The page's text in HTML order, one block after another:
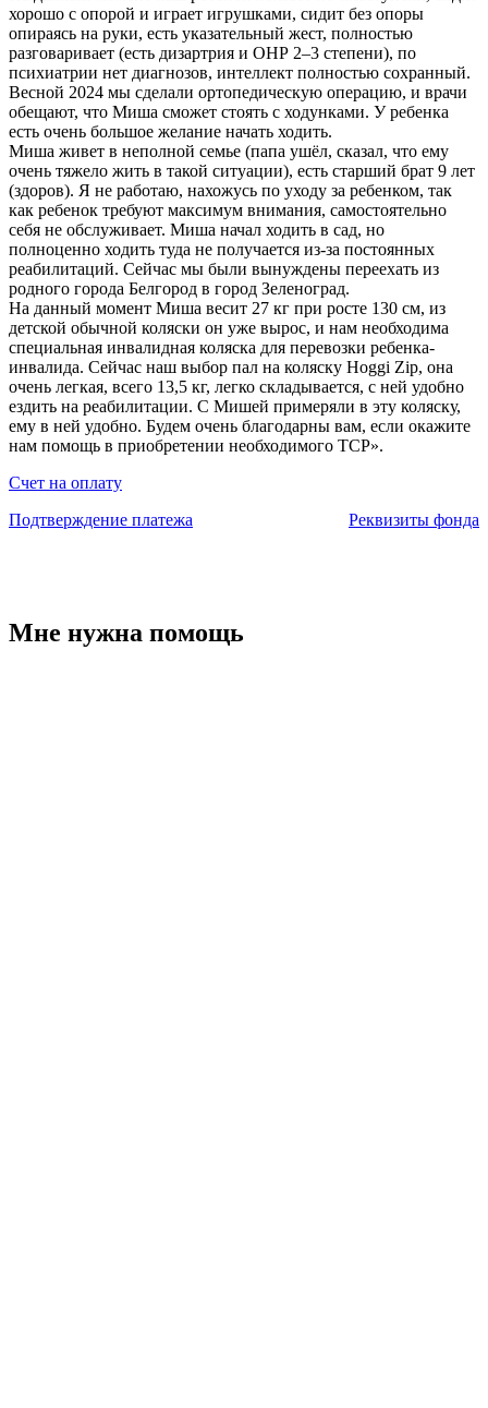
хорошо с опорой и играет игрушками, сидит без опоры
опираясь на руки, есть указательный жест, полностью
разговаривает (есть дизартрия и ОНР 2–3 степени), по
психиатрии нет диагнозов, интеллект полностью сохранный.
Весной 2024 мы сделали ортопедическую операцию, и врачи
обещают, что Миша сможет стоять с ходунками. У ребенка
есть очень большое желание начать ходить.
Миша живет в неполной семье (папа ушёл, сказал, что ему
очень тяжело жить в такой ситуации), есть старший брат 9 лет
(здоров). Я не работаю, нахожусь по уходу за ребенком, так
как ребенок требуют максимум внимания, самостоятельно
себя не обслуживает. Миша начал ходить в сад, но
полноценно ходить туда не получается из-за постоянных
реабилитаций. Сейчас мы были вынуждены переехать из
родного города Белгород в город Зеленоград.
На данный момент Миша весит 27 кг при росте 130 см, из
детской обычной коляски он уже вырос, и нам необходима
специальная инвалидная коляска для перевозки ребенка-
инвалида. Сейчас наш выбор пал на коляску Hoggi Zip, она
очень легкая, всего 13,5 кг, легко складывается, с ней удобно
ездить на реабилитации. С Мишей примеряли в эту коляску,
ему в ней удобно. Будем очень благодарны вам, если окажите
нам помощь в приобретении необходимого ТСР».
Счет на оплату
Подтверждение платежа
Реквизиты фонда
Мне нужна помощь